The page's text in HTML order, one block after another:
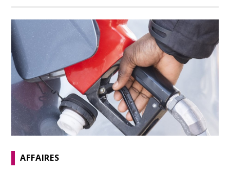
AFFAIRES